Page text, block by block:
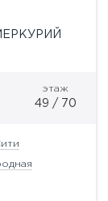
этаж
49 / 70